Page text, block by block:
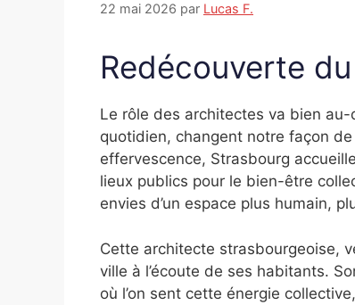
22 mai 2026 par Lucas F.
Redécouverte
Le rôle des architectes va bien
quotidien, changent notre façon
effervescence, Strasbourg
lieux publics pour le bien-être
envies d’un espace plus humain,
Cette architecte strasbourgeoise,
ville à l’écoute de ses habitants.
où l’on sent cette énergie